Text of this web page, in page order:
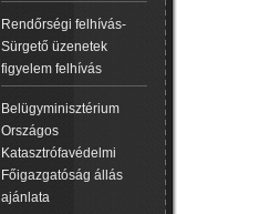
Rendőrségi felhívás-
Sürgető üzenetek
figyelem felhívás
Belügyminisztérium
Országos
Katasztrófavédelmi
Főigazgatóság állás
ajánlata